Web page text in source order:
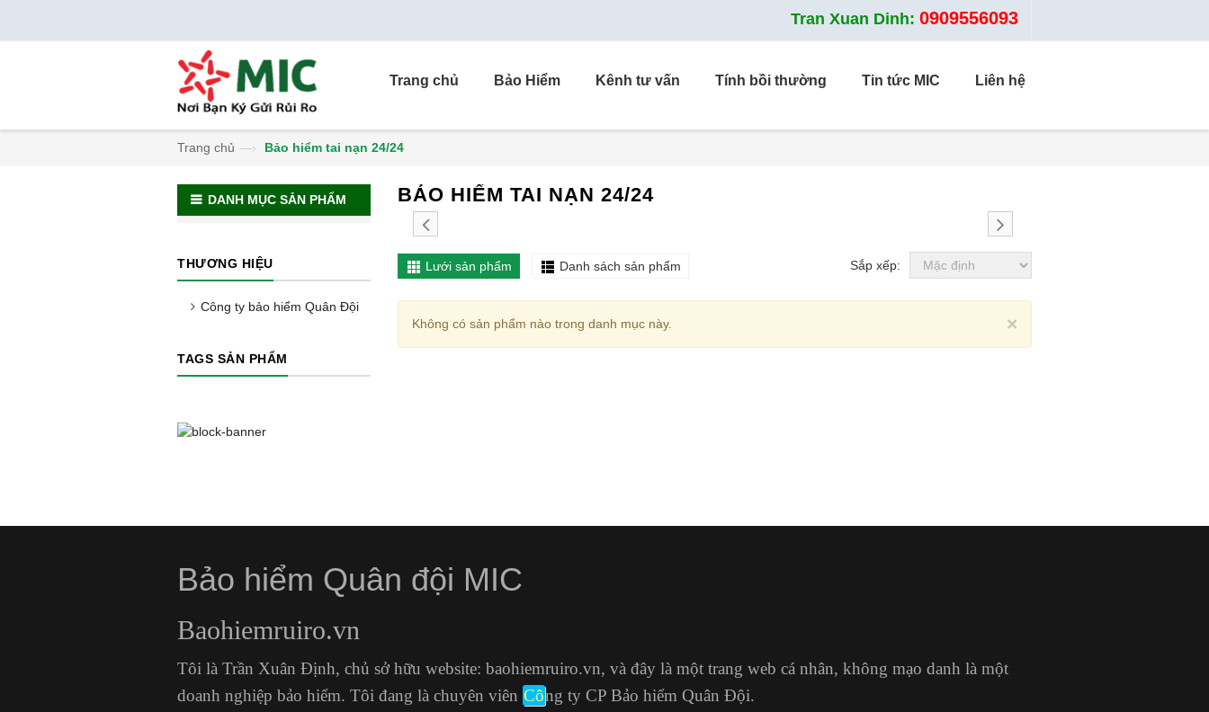
Tran Xuan Dinh: 0909556093
Trang chủ Bảo Hiểm Kênh tư vấn Tính bồi thường Tin tức MIC Liên hệ
Trang chủ —› Bảo hiểm tai nạn 24/24
BẢO HIỂM TAI NẠN 24/24
Lưới sản phẩm Danh sách sản phẩm Sắp xếp:
×
Không có sản phẩm nào trong danh mục này.
DANH MỤC SẢN PHẨM
THƯƠNG HIỆU
Công ty bảo hiểm Quân Đội
TAGS SẢN PHẨM
Bảo hiểm Quân đội MIC
Baohiemruiro.vn
Tôi là Trần Xuân Định, chủ sở hữu website: baohiemruiro.vn, và đây là một trang web cá nhân, không mạo danh là một
doanh nghiệp bảo hiểm. Tôi đang là chuyên viên Công ty CP Bảo hiểm Quân Đội.